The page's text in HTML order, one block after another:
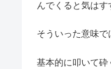
んでくると気はす
そういった意味で
基本的に叩いて